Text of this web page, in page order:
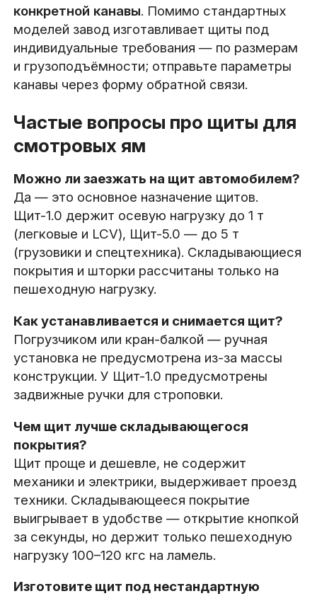
конкретной канавы. Помимо стандартных
моделей завод изготавливает щиты под
индивидуальные требования — по размерам
и грузоподъёмности; отправьте параметры
канавы через форму обратной связи.
Частые вопросы про щиты для
смотровых ям
Можно ли заезжать на щит автомобилем?
Да — это основное назначение щитов.
Щит-1.0 держит осевую нагрузку до 1 т
(легковые и LCV), Щит-5.0 — до 5 т
(грузовики и спецтехника). Складывающиеся
покрытия и шторки рассчитаны только на
пешеходную нагрузку.
Как устанавливается и снимается щит?
Погрузчиком или кран-балкой — ручная
установка не предусмотрена из-за массы
конструкции. У Щит-1.0 предусмотрены
задвижные ручки для строповки.
Чем щит лучше складывающегося
покрытия?
Щит проще и дешевле, не содержит
механики и электрики, выдерживает проезд
техники. Складывающееся покрытие
выигрывает в удобстве — открытие кнопкой
за секунды, но держит только пешеходную
нагрузку 100–120 кгс на ламель.
Изготовите щит под нестандартную